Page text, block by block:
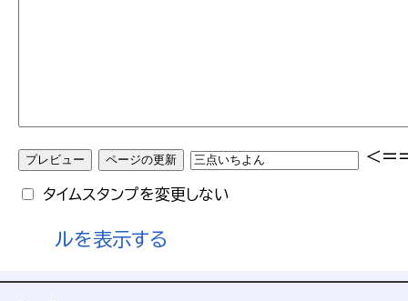
タイムスタンプを変更しない
ルを表示する